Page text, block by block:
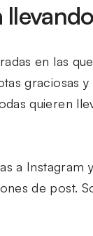
en las
graciosas
quieren
a Instagram
de post.